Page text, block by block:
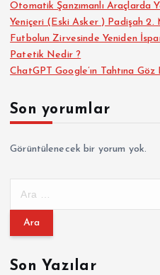
Otomatik Şanzımanlı Araçlarda
Yeniçeri (Eski Asker ) Padişah 2.
Futbolun Zirvesinde Yeniden
Patetik Nedir ?
ChatGPT Google’ın Tahtına
Son yorumlar
Görüntülenecek bir yorum yok.
m
:Son Yazılar